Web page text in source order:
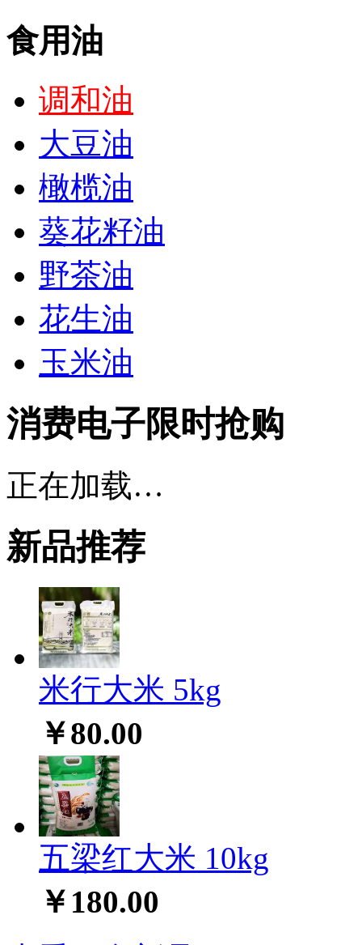
食用油
调和油
大豆油
橄榄油
葵花籽油
野茶油
花生油
玉米油
消费电子限时抢购
正在加载…
新品推荐
米行大米 5kg
￥80.00
五梁红大米 10kg
￥180.00